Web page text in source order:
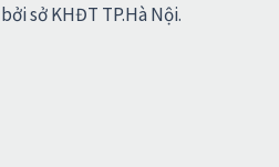
sở KHĐT TP.Hà Nội.